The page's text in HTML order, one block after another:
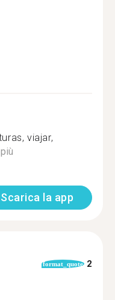
viajar,
Scarica la app
format_quote 2